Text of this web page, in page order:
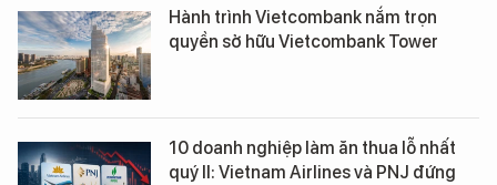
Hành trình Vietcombank nắm trọn
quyền sở hữu Vietcombank Tower
10 doanh nghiệp làm ăn thua lỗ nhất
quý II: Vietnam Airlines và PNJ đứng